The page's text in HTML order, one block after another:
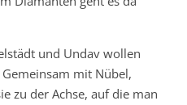
und Undav wollen
mit Nübel,
zu der Achse, auf die man